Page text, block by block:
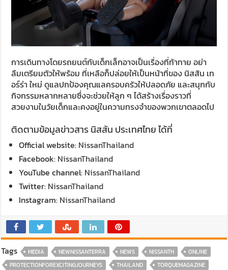
การเดินทางโดยรถยนต์กับเด็กเล็กอาจเป็นเรื่องที่ท้าทาย อย่า
ลืมเตรียมตัวให้พร้อม ที่เหลือก็ปล่อยให้เป็นหน้าที่ของ นิสสัน เท
อร์ร่า ใหม่ ดูแลปกป้องคุณแลครอบครัวให้ปลอดภัย และสนุกกับ
กิจกรรมหลากหลายซึ่งจะช่วยให้ลูก ๆ ได้สร้างเรื่องราวที่
สวยงามในวัยเด็กและคงอยู่ในความทรงจำของพวกเขาตลอดไป
ติดตามข้อมูลข่าวสาร นิสสัน ประเทศไทย ได้ที่
Official website: NissanThailand
Facebook: NissanThailand
YouTube channel: NissanThailand
Twitter: NissanThailand
Instagram: NissanThailand
Tags MEDIA NEWNISSANTERRA NEWS NISSANTH
ONLINE
PROTECTIONFOREXCITINGJOURNEYS
THAILAND
TORQUEMAGAZINE